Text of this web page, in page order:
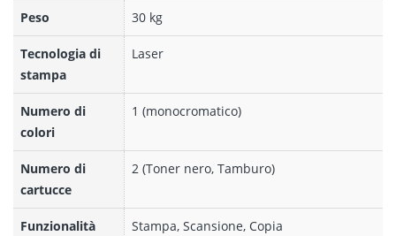
Peso 30 kg
Tecnologia di
stampa
Laser
Numero di
colori
1 (monocromatico)
Numero di
cartucce
2 (Toner nero, Tamburo)
Funzionalità Stampa, Scansione, Copia